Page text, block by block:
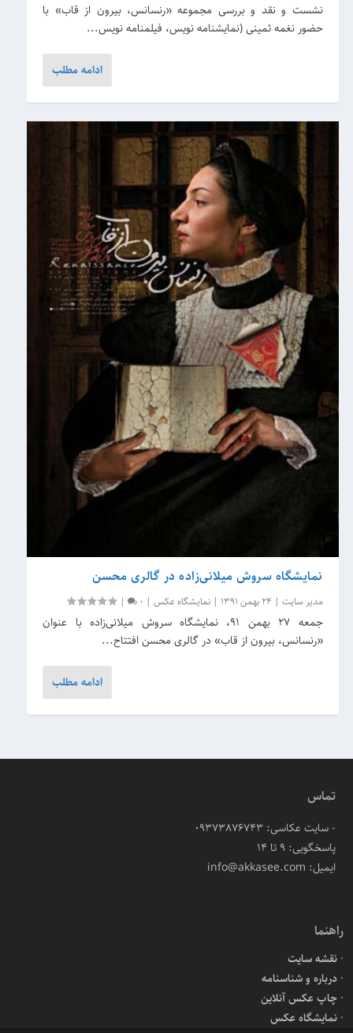
نشست و نقد و بررسی مجموعه «رنسانس، بیرون از قاب» با
حضور نغمه ثمینی (نمایشنامه نویس، فیلمنامه نویس...
ادامه مطلب
نمایشگاه سروش میلانی‌زاده در گالری محسن
مدیر سایت | 24 بهمن 1391 |نمایشگاه عکس |
0
|
جمعه ۲۷ بهمن ۹۱، نمایشگاه سروش میلانی‌زاده با عنوان
«رنسانس، بیرون از قاب» در گالری محسن افتتاح...
ادامه مطلب
تماس
- سایت عکاسی: 09373876743
پاسخگویی: ۹ تا ۱۴
ایمیل: info@akkasee.com
راهنما
نقشه سایت
درباره و شناسنامه
چاپ عکس آنلاین
نمایشگاه عکس